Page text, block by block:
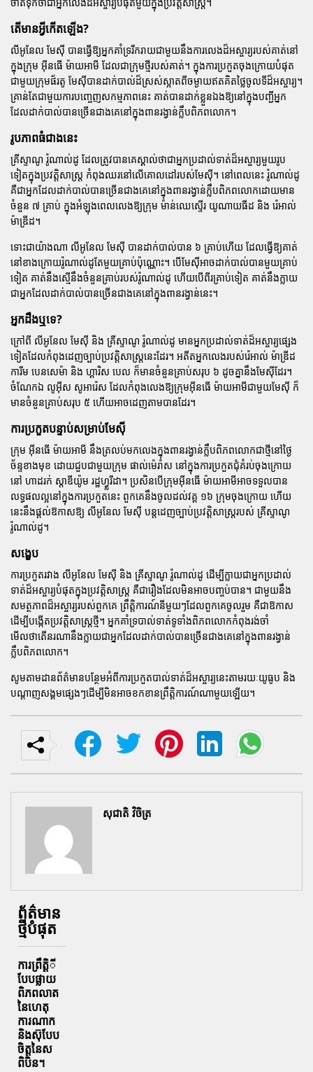
តើមានអ្វីកើតឡើង?
លីអូនែល មែស៊ី បានធ្វើឱ្យអ្នកគាំទ្ររីករាយជាមួយនឹងការលេងដ៏អស្ចារ្យរបស់គាត់នៅ
ក្នុងក្រុម អ៊ីនធើ ម៉ាយអាមី ដែលជាក្រុមថ្មីរបស់គាត់។ ក្នុងការប្រកួតចុងក្រោយបំផុត
ជាមួយក្រុមផ័រតូ មែស៊ីបានដាក់បាល់ដ៏ស្រស់ស្អាតពីចម្ងាយឥតគិតថ្លៃចូលទីដ៏អស្ចារ្យ។
គ្រាន់តែជាមួយការបញ្ចេញសកម្មភាពនេះ គាត់បានដាក់ខ្លួនឯងឱ្យនៅក្នុងបញ្ជីអ្នក
ដែលដាក់បាល់បានច្រើនជាងគេនៅក្នុងពានរង្វាន់ក្លឹបពិភពលោក។
រូបភាពធំជាងនេះ
គ្រីស្ទាណូ រ៉ូណាល់ដូ ដែលត្រូវបានគេស្គាល់ថាជាអ្នកប្រដាល់ទាត់ដ៏អស្ចារ្យមួយរូប
ទៀតក្នុងប្រវត្តិសាស្ត្រ កំពុងឈរនៅលើគោលដៅរបស់មែស៊ី។ នៅពេលនេះ រ៉ូណាល់ដូ
គឺជាអ្នកដែលដាក់បាល់បានច្រើនជាងគេនៅក្នុងពានរង្វាន់ក្លឹបពិភពលោកដោយមាន
ចំនួន ៧ គ្រាប់ ក្នុងអំឡុងពេលលេងឱ្យក្រុម ម៉ាន់ឈេស្ទើរ យូណាយធីដ និង រ៉េអាល់
ម៉ាឌ្រីដ។
ទោះជាយ៉ាងណា លីអូនែល មែស៊ី បានដាក់បាល់បាន ៦ គ្រាប់ហើយ ដែលធ្វើឱ្យគាត់
នៅខាងក្រោយរ៉ូណាល់ដូតែមួយគ្រាប់ប៉ុណ្ណោះ។ បើមែស៊ីអាចដាក់បាល់បានមួយគ្រាប់
ទៀត គាត់នឹងស្មើនឹងចំនួនគ្រាប់របស់រ៉ូណាល់ដូ ហើយបើពីរគ្រាប់ទៀត គាត់នឹងក្លាយ
ជាអ្នកដែលដាក់បាល់បានច្រើនជាងគេនៅក្នុងពានរង្វាន់នេះ។
អ្នកដឹងឬទេ?
ក្រៅពី លីអូនែល មែស៊ី និង គ្រីស្ទាណូ រ៉ូណាល់ដូ មានអ្នកប្រដាល់ទាត់ដ៏អស្ចារ្យផ្សេង
ទៀតដែលកំពុងដេញច្បាប់ប្រវត្តិសាស្ត្រនេះដែរ។ អតីតអ្នកលេងរបស់រ៉េអាល់ ម៉ាឌ្រីដ
ការីម បេនសេម៉ា និង ហ្គារិស បេល ក៏មានចំនួនគ្រាប់សរុប ៦ ដូចគ្នានឹងមែស៊ីដែរ។
ចំណែកឯ លូអ៊ីស សូអារ៉េស ដែលកំពុងលេងឱ្យក្រុមអ៊ីនធើ ម៉ាយអាមីជាមួយមែស៊ី ក៏
មានចំនួនគ្រាប់សរុប ៥ ហើយអាចដេញតាមបានដែរ។
ការប្រកួតបន្ទាប់សម្រាប់មែស៊ី
ក្រុម អ៊ីនធើ ម៉ាយអាមី នឹងត្រលប់មកលេងក្នុងពានរង្វាន់ក្លឹបពិភពលោកជាថ្មីនៅថ្ងៃ
ច័ន្ទខាងមុខ ដោយជួបជាមួយក្រុម ផាល់ម៉េរ៉ាស នៅក្នុងការប្រកួតជុំគំរប់ចុងក្រោយ
នៅ ហាដរក់ ស្តាឌីយ៉ូម រដ្ឋហ្វ្លរីដា។ ប្រសិនបើក្រុមអ៊ីនធើ ម៉ាយអាមីអាចទទួលបាន
លទ្ធផលល្អនៅក្នុងការប្រកួតនេះ ពួកគេនឹងចូលដល់វគ្គ ១៦ ក្រុមចុងក្រោយ ហើយ
នេះនឹងផ្តល់ឱកាសឱ្យ លីអូនែល មែស៊ី បន្តដេញច្បាប់ប្រវត្តិសាស្ត្ររបស់ គ្រីស្ទាណូ
រ៉ូណាល់ដូ។
សង្ខេប
ការប្រកួតរវាង លីអូនែល មែស៊ី និង គ្រីស្ទាណូ រ៉ូណាល់ដូ ដើម្បីក្លាយជាអ្នកប្រដាល់
ទាត់ដ៏អស្ចារ្យបំផុតក្នុងប្រវត្តិសាស្ត្រ គឺជារឿងដែលមិនអាចបញ្ចប់បាន។ ជាមួយនឹង
សមត្ថភាពដ៏អស្ចារ្យរបស់ពួកគេ ព្រឹត្តិការណ៍នីមួយៗដែលពួកគេចូលរួម គឺជាឱកាស
ដើម្បីបង្កើតប្រវត្តិសាស្ត្រថ្មី។ អ្នកគាំទ្របាល់ទាត់ទូទាំងពិភពលោកកំពុងរង់ចាំ
មើលថាតើនរណានឹងក្លាយជាអ្នកដែលដាក់បាល់បានច្រើនជាងគេនៅក្នុងពានរង្វាន់
ក្លឹបពិភពលោក។
សូមតាមដានព័ត៌មានបន្ថែមអំពីការប្រកួតបាល់ទាត់ដ៏អស្ចារ្យនេះតាមរយៈយូធូប និង
បណ្តាញសង្គមផ្សេងៗដើម្បីមិនអាចខកខានព្រឹត្តិការណ៍ណាមួយឡើយ។
សុជាតិ វិចិត្រ
ព័ត៌មាន
ថ្មីបំផុត
ការព្រឹតិ្តី
បែបផ្លាយ
ពិភពលាត
នៃហេតុ
ការណាក
និងស៊ុបែប
ចិត្តនៃស
ពិបិន។